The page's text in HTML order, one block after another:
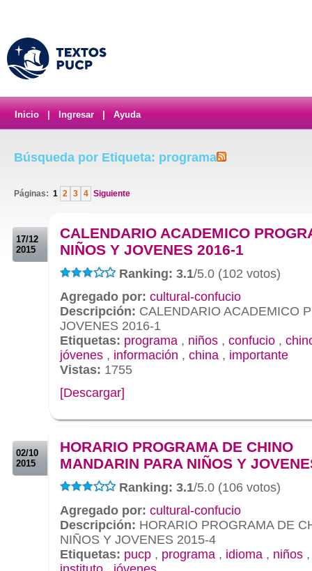
Inicio Ingresar Ayuda
Búsqueda por Etiqueta: programa
Páginas: 1 2 3 4 Siguiente
17/12
2015
CALENDARIO ACADEMICO
NIÑOS Y JOVENES 2016-1
Ranking: 3.1/5.0 (102 votos)
Agregado por: cultural-confucio
Descripción: CALENDARIO ACADEMICO
JOVENES 2016-1
Etiquetas: programa , niños , confucio ,
jóvenes , información , china , importante
Vistas: 1755
[Descargar]
02/10
2015
HORARIO PROGRAMA DE CHINO
MANDARIN PARA NIÑOS Y
Ranking: 3.1/5.0 (106 votos)
Agregado por: cultural-confucio
Descripción: HORARIO PROGRAMA DE
NIÑOS Y JOVENES 2015-4
Etiquetas: pucp , programa , idioma , niños